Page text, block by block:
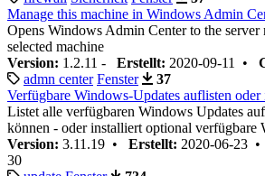
Manage this machine in Windows Admin
Opens Windows Admin Center to the server
selected machine
Version: 1.2.11 - Erstellt: 2020-09-11 •
admn center Fenster
37
Verfügbare Windows-Updates auflisten oder
Listet alle verfügbaren Windows Updates
können - oder installiert optional verfügbare
Version: 3.11.19 • Erstellt: 2020-06-23 •
30